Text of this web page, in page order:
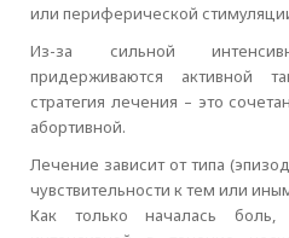
или периферической
Из-за сильной
придерживаются активной
стратегия лечения – это
абортивной.
Лечение зависит от типа
чувствительности к тем или
Как только началась